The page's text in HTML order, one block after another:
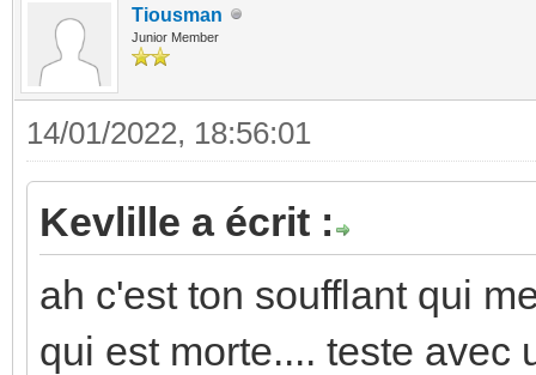
Tiousman
Junior Member
14/01/2022, 18:56:01
Kevlille a écrit :
ah c'est ton soufflant qui
qui est morte.... teste avec